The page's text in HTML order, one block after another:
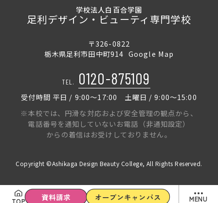
MENU
資料請求 オープンキャンパス
学校法人白百合学園
足利デザイン・ビューティ専門学校
〒326-0822
栃木県足利市田中町914 Google Map
TEL. 0120-875109
受付時間 平日 / 9:00〜17:00 土曜日 / 9:00〜15:00
※本校では、円滑な対応および安全管理の観点から、
電話番号を通知していないお電話（非通知設定）
からの着信はお受けしておりません。
Copyright ©Ashikaga Design Beauty College, All Rights Reserved.